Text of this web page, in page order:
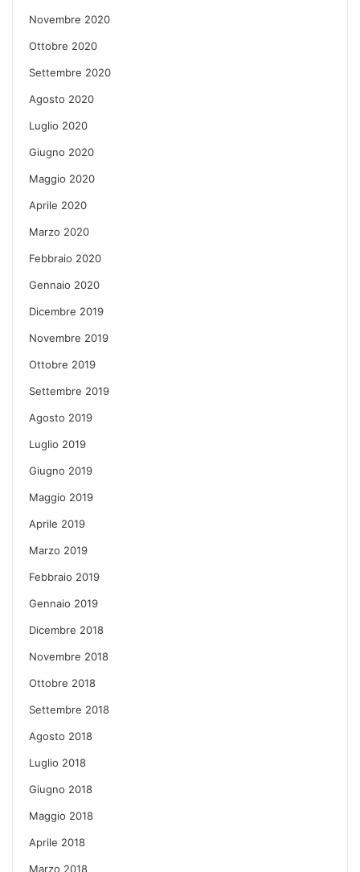
Novembre 2020
Ottobre 2020
Settembre 2020
Agosto 2020
Luglio 2020
Giugno 2020
Maggio 2020
Aprile 2020
Marzo 2020
Febbraio 2020
Gennaio 2020
Dicembre 2019
Novembre 2019
Ottobre 2019
Settembre 2019
Agosto 2019
Luglio 2019
Giugno 2019
Maggio 2019
Aprile 2019
Marzo 2019
Febbraio 2019
Gennaio 2019
Dicembre 2018
Novembre 2018
Ottobre 2018
Settembre 2018
Agosto 2018
Luglio 2018
Giugno 2018
Maggio 2018
Aprile 2018
Marzo 2018